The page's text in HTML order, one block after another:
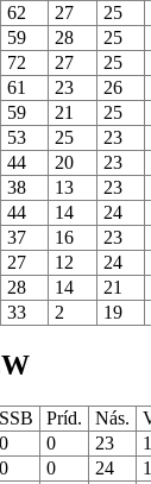
62 27 25
59 28 25
72 27 25
61 23 26
59 21 25
53 25 23
44 20 23
38 13 23
44 14 24
37 16 23
27 12 24
28 14 21
33 2 19
SSB Príd. Nás.
0 0 23
0 0 24